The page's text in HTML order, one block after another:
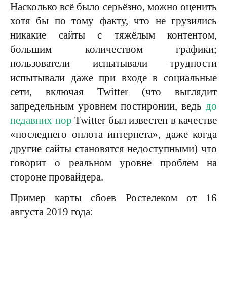
Насколько всё было серьёзно, можно оценить
хотя бы по тому факту, что не грузились
никакие сайты с тяжёлым контентом,
большим количеством графики;
пользователи испытывали трудности
испытывали даже при входе в социальные
сети, включая Twitter (что выглядит
запредельным уровнем постиронии, ведь до
недавних пор Twitter был известен в качестве
«последнего оплота интернета», даже когда
другие сайты становятся недоступными) что
говорит о реальном уровне проблем на
стороне провайдера.
Пример карты сбоев Ростелеком от 16
августа 2019 года: